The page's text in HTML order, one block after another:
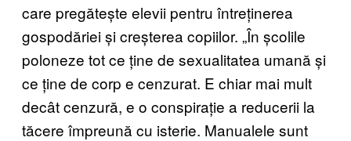
care pregătește elevii pentru întreținerea
gospodăriei și creșterea copiilor. „În școlile
poloneze tot ce ține de sexualitatea umană și
ce ține de corp e cenzurat. E chiar mai mult
decât cenzură, e o conspirație a reducerii la
tăcere împreună cu isterie. Manualele sunt